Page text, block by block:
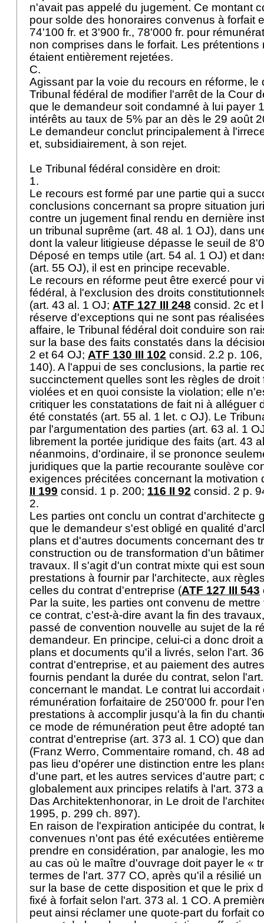
n'avait pas appelé du jugement. Ce montant
pour solde des honoraires convenus à forfait
74'100 fr. et 3'900 fr., 78'000 fr. pour
non comprises dans le forfait. Les
étaient entièrement rejetées.
C.
Agissant par la voie du recours en réforme, le
Tribunal fédéral de modifier l'arrêt de la Cour
que le demandeur soit condamné à lui payer
intérêts au taux de 5% par an dès le 29 août
Le demandeur conclut principalement à
et, subsidiairement, à son rejet.
Le Tribunal fédéral considère en droit:
1.
Le recours est formé par une partie qui a
conclusions concernant sa propre situation
contre un jugement final rendu en dernière
un tribunal suprême (art. 48 al. 1 OJ), dans
dont la valeur litigieuse dépasse le seuil de
Déposé en temps utile (art. 54 al. 1 OJ) et
(art. 55 OJ), il est en principe recevable.
Le recours en réforme peut être exercé pour
fédéral, à l'exclusion des droits
(art. 43 al. 1 OJ; ATF 127 III 248 consid. 2c et
réserve d'exceptions qui ne sont pas
affaire, le Tribunal fédéral doit conduire son
sur la base des faits constatés dans la
2 et 64 OJ; ATF 130 III 102 consid. 2.2 p.
140). A l'appui de ses conclusions, la partie
succinctement quelles sont les règles de
violées et en quoi consiste la violation; elle
critiquer les constatations de fait ni à alléguer
été constatés (art. 55 al. 1 let. c OJ). Le
par l'argumentation des parties (art. 63 al. 1
librement la portée juridique des faits (art. 43
néanmoins, d'ordinaire, il se prononce
juridiques que la partie recourante soulève
exigences précitées concernant la motivation
II 199 consid. 1 p. 200; 116 II 92 consid. 2 p.
2.
Les parties ont conclu un contrat d'architecte
que le demandeur s'est obligé en qualité
plans et d'autres documents concernant des
construction ou de transformation d'un
travaux. Il s'agit d'un contrat mixte qui est
prestations à fournir par l'architecte, aux
celles du contrat d'entreprise (ATF 127 III 543
Par la suite, les parties ont convenu de
ce contrat, c'est-à-dire avant la fin des
passé de convention nouvelle au sujet de la
demandeur. En principe, celui-ci a donc droit
plans et documents qu'il a livrés, selon l'art.
contrat d'entreprise, et au paiement des
fournis pendant la durée du contrat, selon l'
concernant le mandat. Le contrat lui
rémunération forfaitaire de 250'000 fr. pour
prestations à accomplir jusqu'à la fin du
ce mode de rémunération peut être adopté
contrat d'entreprise (art. 373 al. 1 CO) que
(Franz Werro, Commentaire romand, ch. 48
pas lieu d'opérer une distinction entre les
d'une part, et les autres services d'autre part;
globalement aux principes relatifs à l'art. 373
Das Architektenhonorar, in Le droit de
1995, p. 299 ch. 897).
En raison de l'expiration anticipée du contrat,
convenues n'ont pas été exécutées
prendre en considération, par analogie, les
au cas où le maître d'ouvrage doit payer le «
termes de l'art. 377 CO, après qu'il a résilié
sur la base de cette disposition et que le prix
fixé à forfait selon l'art. 373 al. 1 CO. A
peut ainsi réclamer une quote-part du forfait